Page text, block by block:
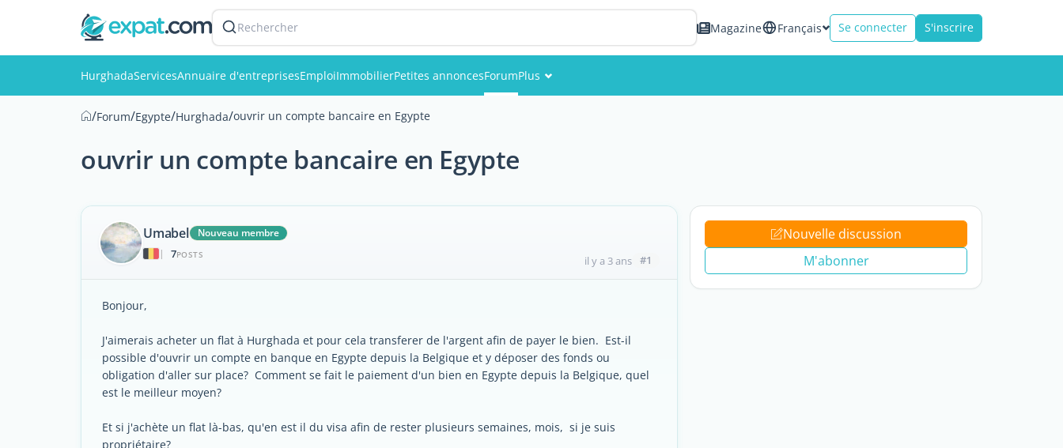
Rechercher Magazine Français Se connecter S'inscrire
HurghadaServicesAnnuaire d'entreprisesEmploiImmobilierPetites annoncesForumPlus
/Forum/Egypte/Hurghada/ouvrir un compte bancaire en Egypte
ouvrir un compte bancaire en Egypte
Umabel
Nouveau membre
|
7POSTS il y a 3 ans #1
Bonjour,
J'aimerais acheter un flat à Hurghada et pour cela transferer de l'argent afin de payer le bien. Est-il
possible d'ouvrir un compte en banque en Egypte depuis la Belgique et y déposer des fonds ou
obligation d'aller sur place? Comment se fait le paiement d'un bien en Egypte depuis la Belgique, quel
est le meilleur moyen?
Et si j'achète un flat là-bas, qu'en est il du visa afin de rester plusieurs semaines, mois, si je suis
propriétaire?
Nouvelle discussion
M'abonner